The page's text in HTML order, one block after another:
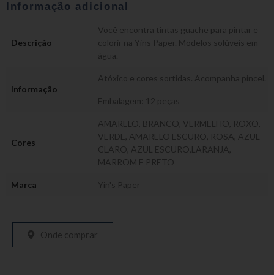
Informação adicional
Descrição
Você encontra tintas guache para pintar e
colorir na Yins Paper. Modelos solúveis em
água.
Informação
Atóxico e cores sortidas. Acompanha pincel.
Embalagem: 12 peças
Cores
AMARELO, BRANCO, VERMELHO, ROXO,
VERDE, AMARELO ESCURO, ROSA, AZUL
CLARO, AZUL ESCURO,LARANJA,
MARROM E PRETO
Marca Yin's Paper
Onde comprar